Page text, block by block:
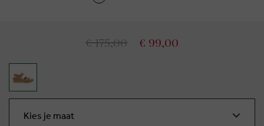
€ 175,00 € 99,00
Kies je maat